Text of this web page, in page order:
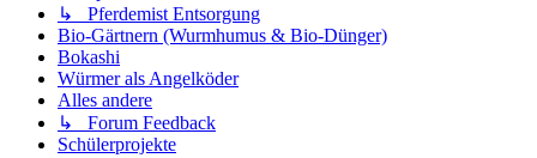
↳ Pferdemist Entsorgung
Bio-Gärtnern (Wurmhumus & Bio-Dünger)
Bokashi
Würmer als Angelköder
Alles andere
↳ Forum Feedback
Schülerprojekte